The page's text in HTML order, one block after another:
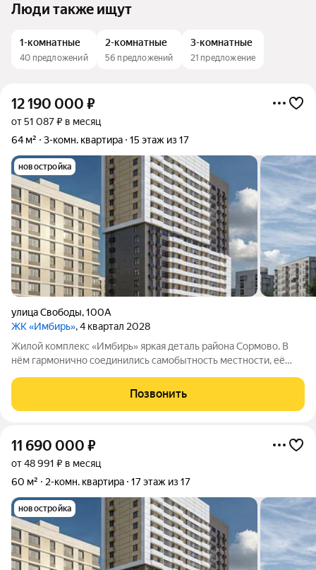
Люди также ищут
1-комнатные
40 предложений
2-комнатные
56 предложений
3-комнатные
21 предложение
12 190 000 ₽
от 51 087 ₽ в месяц
64 м²
3-комн. квартира 15 этаж из 17
новостройка
улица Свободы,100А
ЖК «Имбирь», 4 квартал 2028
Жилой комплекс «Имбирь» яркая деталь района Сормово. В
нём гармонично соединились самобытность местности, её
необходимое находится в шаговой доступности:
общественный транспорт, магазины, образовательные
Позвонить
11 690 000 ₽
от 48 991 ₽ в месяц
60 м²
2-комн. квартира 17 этаж из 17
новостройка